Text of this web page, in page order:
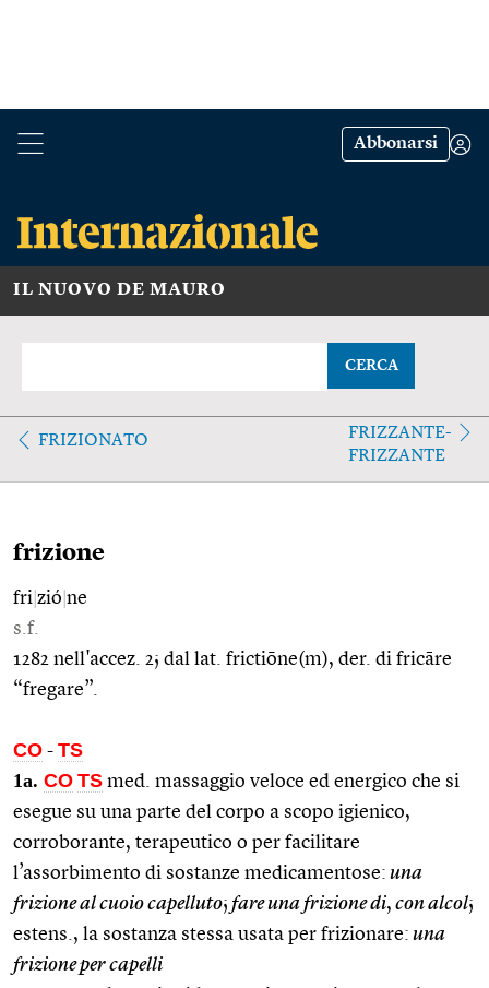
Abbonarsi
IL NUOVO DE MAURO
CERCA
FRIZIONATO
FRIZZANTE-
FRIZZANTE
frizione
fri zió ne
s.f.
1282 nell'accez. 2; dal lat. frictiōne(m), der. di fricāre
“fregare”.
CO - TS
1a. CO TS med. massaggio veloce ed energico che si
esegue su una parte del corpo a scopo igienico,
corroborante, terapeutico o per facilitare
l’assorbimento di sostanze medicamentose: una
frizione al cuoio capelluto; fare una frizione di, con alcol;
estens., la sostanza stessa usata per frizionare: una
frizione per capelli